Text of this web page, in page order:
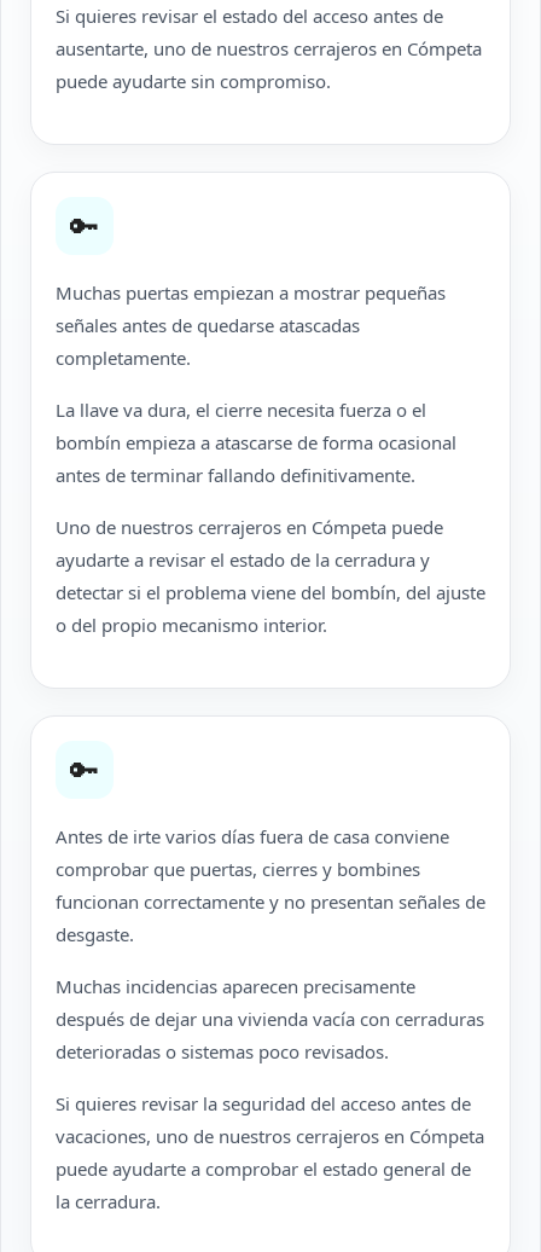
Si quieres revisar el estado del acceso antes de
ausentarte, uno de nuestros cerrajeros en Cómpeta
puede ayudarte sin compromiso.
🔑
Muchas puertas empiezan a mostrar pequeñas
señales antes de quedarse atascadas
completamente.
La llave va dura, el cierre necesita fuerza o el
bombín empieza a atascarse de forma ocasional
antes de terminar fallando definitivamente.
Uno de nuestros cerrajeros en Cómpeta puede
ayudarte a revisar el estado de la cerradura y
detectar si el problema viene del bombín, del ajuste
o del propio mecanismo interior.
🔑
Antes de irte varios días fuera de casa conviene
comprobar que puertas, cierres y bombines
funcionan correctamente y no presentan señales de
desgaste.
Muchas incidencias aparecen precisamente
después de dejar una vivienda vacía con cerraduras
deterioradas o sistemas poco revisados.
Si quieres revisar la seguridad del acceso antes de
vacaciones, uno de nuestros cerrajeros en Cómpeta
puede ayudarte a comprobar el estado general de
la cerradura.